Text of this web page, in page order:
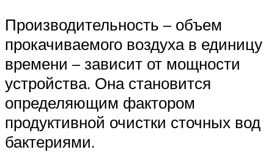
Производительность – объем
прокачиваемого воздуха в единицу
времени – зависит от мощности
устройства. Она становится
определяющим фактором
продуктивной очистки сточных вод
бактериями.